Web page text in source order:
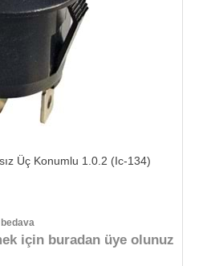
Üç Konumlu 1.0.2 (Ic-134)
için buradan üye olunuz